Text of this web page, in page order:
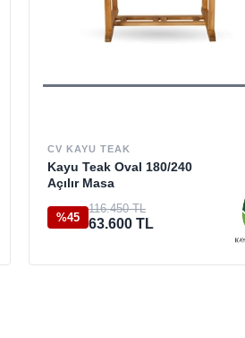
CV KAYU TEAK
Kayu Teak Oval 180/240
Açılır Masa
%45
116.450 TL
63.600 TL